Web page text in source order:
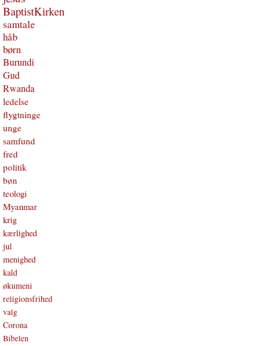
BaptistKirken
samtale
håb
børn
Burundi
Gud
Rwanda
ledelse
flygtninge
unge
samfund
fred
politik
bøn
teologi
Myanmar
krig
kærlighed
jul
menighed
kald
økumeni
religionsfrihed
valg
Corona
Bibelen